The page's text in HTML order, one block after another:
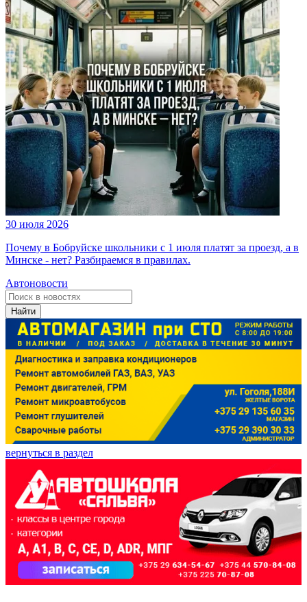
30 июля 2026
Почему в Бобруйске школьники с 1 июля платят за проезд, а в
Минске - нет? Разбираемся в правилах.
Автоновости
Найти
вернуться в раздел